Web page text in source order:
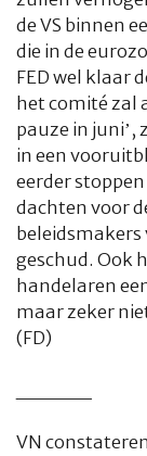
de VS binnen
die in de
FED wel klaar
het comité zal
pauze in juni’,
in een
eerder
dachten voor
beleidsmakers
geschud. Ook
handelaren
maar zeker
(FD)
VN